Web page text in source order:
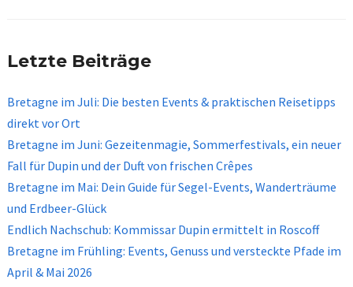
Letzte Beiträge
Bretagne im Juli: Die besten Events & praktischen Reisetipps
direkt vor Ort
Bretagne im Juni: Gezeitenmagie, Sommerfestivals, ein neuer
Fall für Dupin und der Duft von frischen Crêpes
Bretagne im Mai: Dein Guide für Segel-Events, Wanderträume
und Erdbeer-Glück
Endlich Nachschub: Kommissar Dupin ermittelt in Roscoff
Bretagne im Frühling: Events, Genuss und versteckte Pfade im
April & Mai 2026